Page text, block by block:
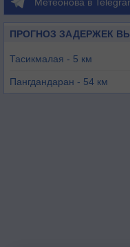
ПРОГНОЗ ЗАДЕРЖЕК
Тасикмалая - 5 км
Пангдандаран - 54 км